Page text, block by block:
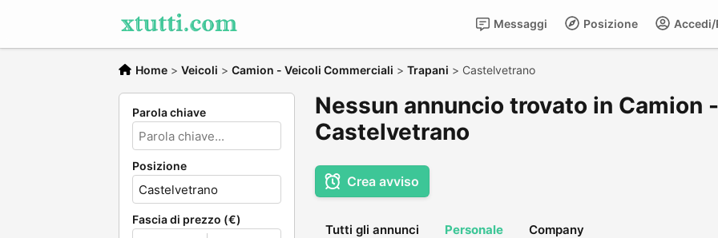
Posizione
Messaggi
Home > Veicoli > Camion - Veicoli Commerciali > Trapani > Castelvetrano
Parola chiave
Posizione
Fascia di prezzo (€)
Nessun annuncio trovato in Camion
Castelvetrano
Crea avviso
Tutti gli annunci Personale Company